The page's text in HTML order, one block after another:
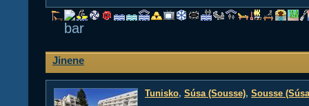
Jinene
Tunisko, Súsa (Sousse), Sousse